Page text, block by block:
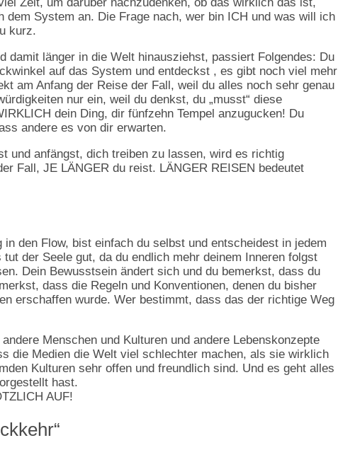
System an. Die Frage nach, wer bin ICH und was will ich
kurz.
damit länger in die Welt hinausziehst, passiert Folgendes: Du
auf das System und entdeckst , es gibt noch viel mehr
am Anfang der Reise der Fall, weil du alles noch sehr genau
nur ein, weil du denkst, du „musst“ diese
dein Ding, dir fünfzehn Tempel anzugucken! Du
andere es von dir erwarten.
und anfängst, dich treiben zu lassen, wird es richtig
Fall, JE LÄNGER du reist. LÄNGER REISEN bedeutet
den Flow, bist einfach du selbst und entscheidest in jedem
der Seele gut, da du endlich mehr deinem Inneren folgst
Dein Bewusstsein ändert sich und du bemerkst, dass du
dass die Regeln und Konventionen, denen du bisher
erschaffen wurde. Wer bestimmt, dass das der richtige Weg
Menschen und Kulturen und andere Lebenskonzepte
die Medien die Welt viel schlechter machen, als sie wirklich
Kulturen sehr offen und freundlich sind. Und es geht alles
hast.
AUF!